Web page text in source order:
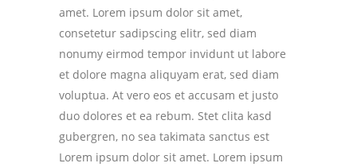
amet. Lorem ipsum dolor sit amet,
consetetur sadipscing elitr, sed diam
nonumy eirmod tempor invidunt ut labore
et dolore magna aliquyam erat, sed diam
voluptua. At vero eos et accusam et justo
duo dolores et ea rebum. Stet clita kasd
gubergren, no sea takimata sanctus est
Lorem ipsum dolor sit amet. Lorem ipsum